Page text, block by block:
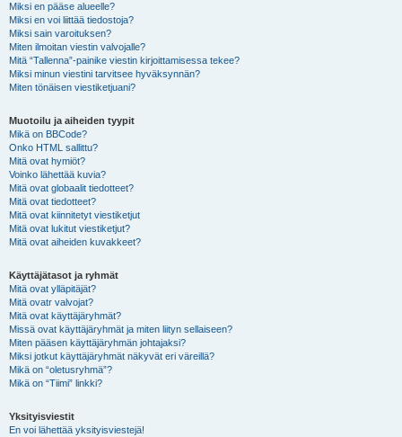
Miksi en pääse alueelle?
Miksi en voi liittää tiedostoja?
Miksi sain varoituksen?
Miten ilmoitan viestin valvojalle?
Mitä “Tallenna”-painike viestin kirjoittamisessa tekee?
Miksi minun viestini tarvitsee hyväksynnän?
Miten tönäisen viestiketjuani?
Muotoilu ja aiheiden tyypit
Mikä on BBCode?
Onko HTML sallittu?
Mitä ovat hymiöt?
Voinko lähettää kuvia?
Mitä ovat globaalit tiedotteet?
Mitä ovat tiedotteet?
Mitä ovat kiinnitetyt viestiketjut
Mitä ovat lukitut viestiketjut?
Mitä ovat aiheiden kuvakkeet?
Käyttäjätasot ja ryhmät
Mitä ovat ylläpitäjät?
Mitä ovatr valvojat?
Mitä ovat käyttäjäryhmät?
Missä ovat käyttäjäryhmät ja miten liityn sellaiseen?
Miten pääsen käyttäjäryhmän johtajaksi?
Miksi jotkut käyttäjäryhmät näkyvät eri väreillä?
Mikä on “oletusryhmä”?
Mikä on “Tiimi” linkki?
Yksityisviestit
En voi lähettää yksityisviestejä!